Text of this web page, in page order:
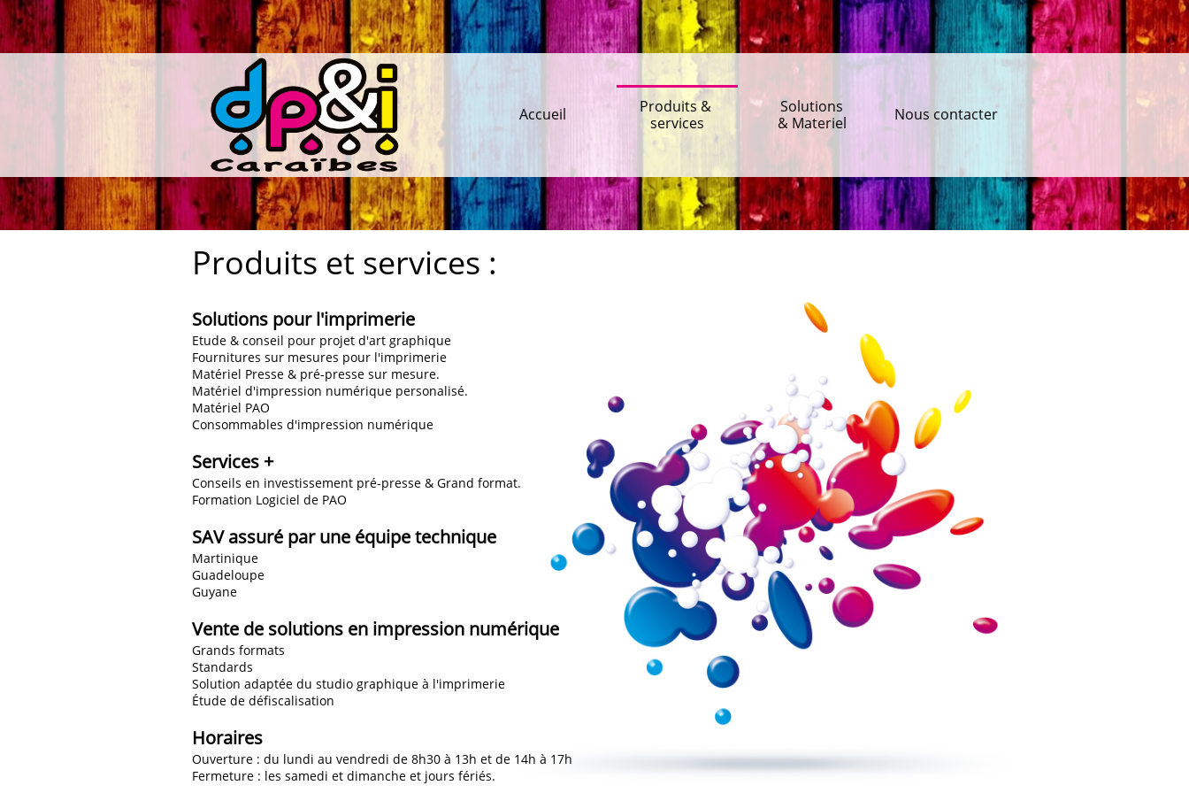
Accueil
Produits &
services
Solutions
& Materiel
Nous contacter
Solutions pour l'imprimerie
Etude & conseil pour projet d'art graphique
Fournitures sur mesures pour l'imprimerie
Matériel Presse & pré-presse sur mesure.
Matériel d'impression numérique personalisé.
Matériel PAO
Consommables d'impression numérique
Services +
Conseils en investissement pré-presse & Grand format.
Formation Logiciel de PAO
SAV assuré par une équipe technique
Martinique
Guadeloupe
Guyane
Vente de solutions en impression numérique
Grands formats
Standards
Solution adaptée du studio graphique à l'imprimerie
Étude de défiscalisation
Horaires
Ouverture : du lundi au vendredi de 8h30 à 13h et de 14h à 17h
Fermeture : les samedi et dimanche et jours fériés.
Produits et services :